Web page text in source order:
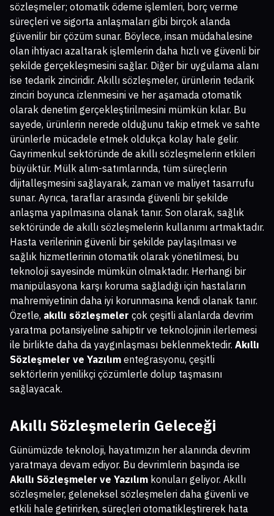
sözleşmeler; otomatik ödeme işlemleri, borç verme
süreçleri ve sigorta anlaşmaları gibi birçok alanda
güvenilir bir çözüm sunar. Böylece, insan müdahalesine
olan ihtiyacı azaltarak işlemlerin daha hızlı ve güvenli bir
şekilde gerçekleşmesini sağlar. Diğer bir uygulama alanı
ise tedarik zinciridir. Akıllı sözleşmeler, ürünlerin tedarik
zinciri boyunca izlenmesini ve her aşamada otomatik
olarak denetim gerçekleştirilmesini mümkün kılar. Bu
sayede, ürünlerin nerede olduğunu takip etmek ve sahte
ürünlerle mücadele etmek oldukça kolay hale gelir.
Gayrimenkul sektöründe de akıllı sözleşmelerin etkileri
büyüktür. Mülk alım-satımlarında, tüm süreçlerin
dijitalleşmesini sağlayarak, zaman ve maliyet tasarrufu
sunar. Ayrıca, taraflar arasında güvenli bir şekilde
anlaşma yapılmasına olanak tanır. Son olarak, sağlık
sektöründe de akıllı sözleşmelerin kullanımı artmaktadır.
Hasta verilerinin güvenli bir şekilde paylaşılması ve
sağlık hizmetlerinin otomatik olarak yönetilmesi, bu
teknoloji sayesinde mümkün olmaktadır. Herhangi bir
manipülasyona karşı koruma sağladığı için hastaların
mahremiyetinin daha iyi korunmasına kendi olanak tanır.
Özetle, akıllı sözleşmeler çok çeşitli alanlarda devrim
yaratma potansiyeline sahiptir ve teknolojinin ilerlemesi
ile birlikte daha da yaygınlaşması beklenmektedir. Akıllı
Sözleşmeler ve Yazılım entegrasyonu, çeşitli
sektörlerin yenilikçi çözümlerle dolup taşmasını
sağlayacak.
Akıllı Sözleşmelerin Geleceği
Günümüzde teknoloji, hayatımızın her alanında devrim
yaratmaya devam ediyor. Bu devrimlerin başında ise
Akıllı Sözleşmeler ve Yazılım konuları geliyor. Akıllı
sözleşmeler, geleneksel sözleşmeleri daha güvenli ve
etkili hale getirirken, süreçleri otomatikleştirerek hata